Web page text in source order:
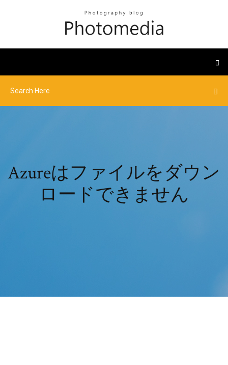
Azureはファイルをダウン
ロードできません